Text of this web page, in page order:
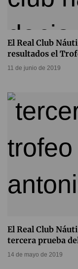
El Real Club
resultados el
11 de junio de 2019
El Real Club
tercera prueba
14 de mayo de 2019